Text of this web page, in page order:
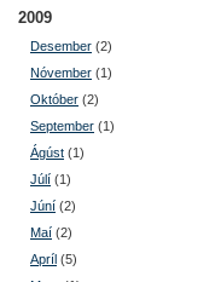
2009
Desember (2)
Nóvember (1)
Október (2)
September (1)
Ágúst (1)
Júlí (1)
Júní (2)
Maí (2)
Apríl (5)